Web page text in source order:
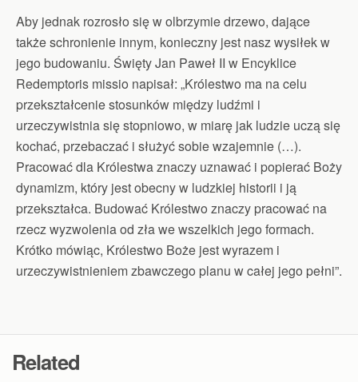
Aby jednak rozrosło się w olbrzymie drzewo, dające
także schronienie innym, konieczny jest nasz wysiłek w
jego budowaniu. Święty Jan Paweł II w Encyklice
Redemptoris missio napisał: „Królestwo ma na celu
przekształcenie stosunków między ludźmi i
urzeczywistnia się stopniowo, w miarę jak ludzie uczą się
kochać, przebaczać i służyć sobie wzajemnie (…).
Pracować dla Królestwa znaczy uznawać i popierać Boży
dynamizm, który jest obecny w ludzkiej historii i ją
przekształca. Budować Królestwo znaczy pracować na
rzecz wyzwolenia od zła we wszelkich jego formach.
Krótko mówiąc, Królestwo Boże jest wyrazem i
urzeczywistnieniem zbawczego planu w całej jego pełni”.
Related